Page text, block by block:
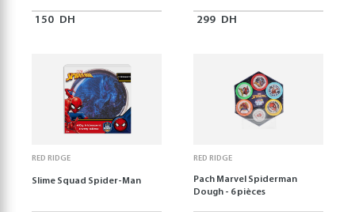
150 DH 299 DH
RED RIDGE
Slime Squad Spider-Man
RED RIDGE
Pach Marvel Spiderman
Dough - 6 pièces